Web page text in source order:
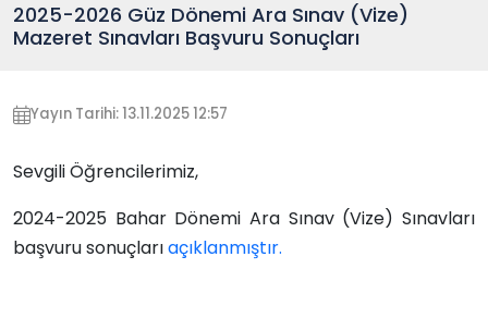
2025-2026 Güz Dönemi Ara Sınav (Vize)
Mazeret Sınavları Başvuru Sonuçları
Yayın Tarihi: 13.11.2025 12:57
Sevgili Öğrencilerimiz,
2024-2025 Bahar Dönemi Ara Sınav (Vize) Sınavları
başvuru sonuçlarıaçıklanmıştır.